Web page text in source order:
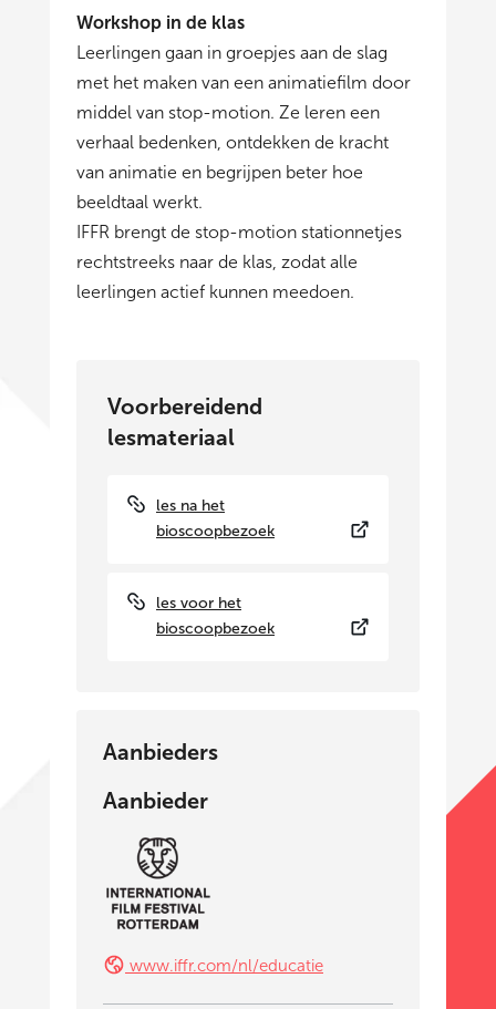
Workshop in de klas
Leerlingen gaan in groepjes aan de slag
met het maken van een animatiefilm door
middel van stop-motion. Ze leren een
verhaal bedenken, ontdekken de kracht
van animatie en begrijpen beter hoe
beeldtaal werkt.
IFFR brengt de stop-motion stationnetjes
rechtstreeks naar de klas, zodat alle
leerlingen actief kunnen meedoen.
Voorbereidend
lesmateriaal
les na het
bioscoopbezoek
les voor het
bioscoopbezoek
Aanbieders
Aanbieder
www.iffr.com/nl/educatie